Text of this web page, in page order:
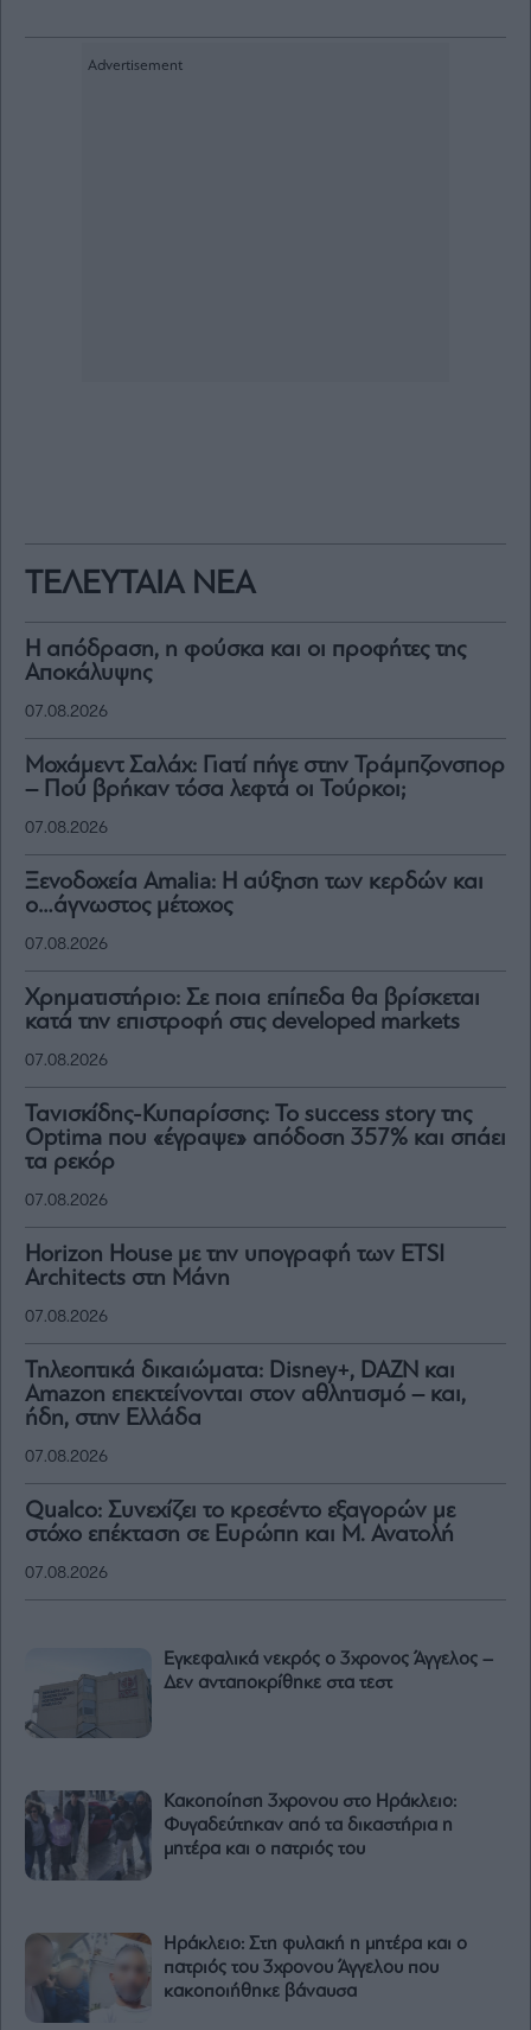
ΤΕΛΕΥΤΑΙΑ ΝΕΑ
Η απόδραση, η φούσκα και οι προφήτες της
Αποκάλυψης
07.08.2026
Μοχάμεντ Σαλάχ: Γιατί πήγε στην Τράμπζονσπορ
– Πού βρήκαν τόσα λεφτά οι Τούρκοι;
07.08.2026
Ξενοδοχεία Amalia: H αύξηση των κερδών και
ο…άγνωστος μέτοχος
07.08.2026
Χρηματιστήριο: Σε ποια επίπεδα θα βρίσκεται
κατά την επιστροφή στις developed markets
07.08.2026
Τανισκίδης-Κυπαρίσσης: Το success story της
Optima που «έγραψε» απόδοση 357% και σπάει
τα ρεκόρ
07.08.2026
Horizon House με την υπογραφή των ETSI
Architects στη Μάνη
07.08.2026
Τηλεοπτικά δικαιώματα: Disney+, DAZN και
Amazon επεκτείνονται στον αθλητισμό – και,
ήδη, στην Ελλάδα
07.08.2026
Qualco: Συνεχίζει το κρεσέντο εξαγορών με
στόχο επέκταση σε Ευρώπη και Μ. Ανατολή
07.08.2026
Εγκεφαλικά νεκρός ο 3χρονος Άγγελος –
Δεν ανταποκρίθηκε στα τεστ
Κακοποίηση 3χρονου στο Ηράκλειο:
Φυγαδεύτηκαν από τα δικαστήρια η
μητέρα και ο πατριός του
Ηράκλειο: Στη φυλακή η μητέρα και ο
πατριός του 3χρονου Άγγελου που
κακοποιήθηκε βάναυσα